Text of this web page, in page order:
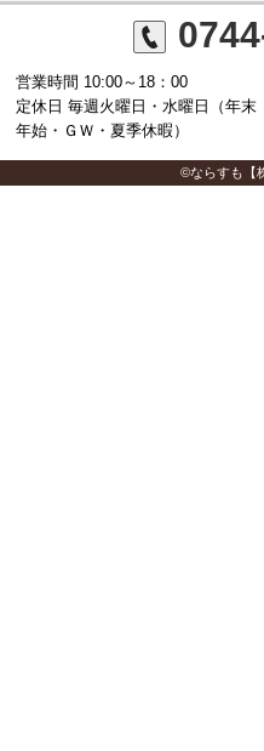
営業時間 10:00～18：00
定休日 毎週火曜日・水曜日（年末
年始・ＧＷ・夏季休暇）
©ならすも【